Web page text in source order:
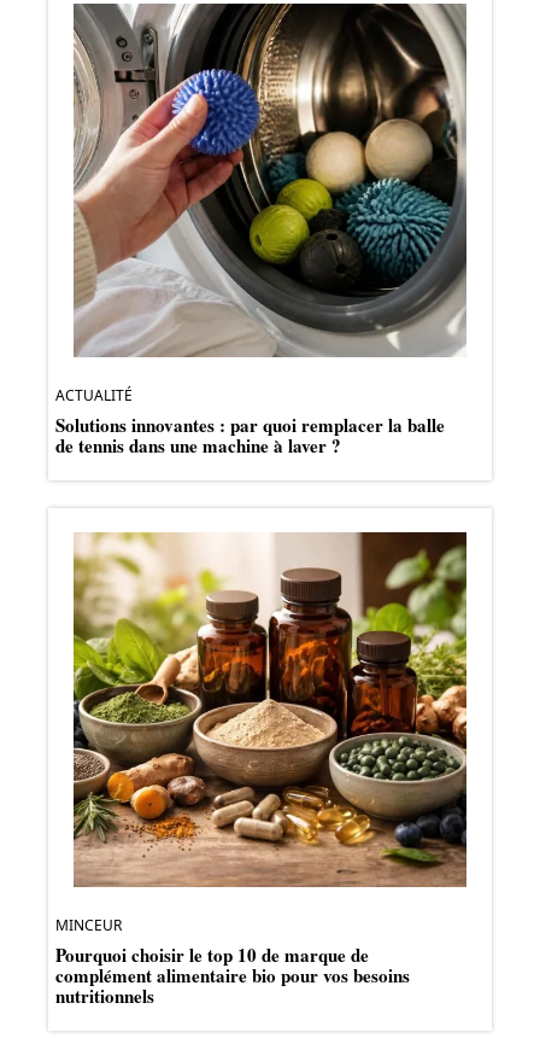
ACTUALITÉ
Solutions innovantes : par quoi remplacer la balle
de tennis dans une machine à laver ?
MINCEUR
Pourquoi choisir le top 10 de marque de
complément alimentaire bio pour vos besoins
nutritionnels